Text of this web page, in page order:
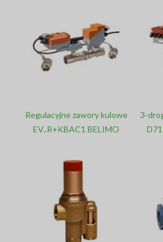
Regulacyjne zawory kulowe
EV..R+KBAC1 BELIMO
3-